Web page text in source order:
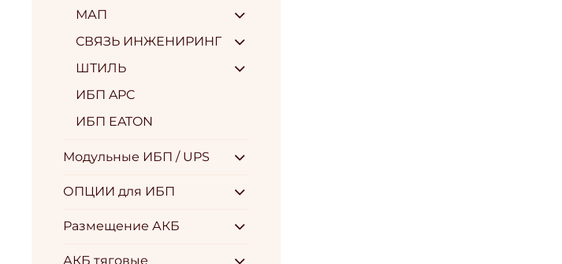
МАП
СВЯЗЬ ИНЖЕНИРИНГ
ШТИЛЬ
ИБП APC
ИБП EATON
Модульные ИБП / UPS
ОПЦИИ для ИБП
Размещение АКБ
АКБ тяговые